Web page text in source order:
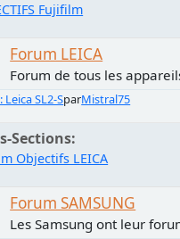
Fujifilm
Forum LEICA
Forum de tous les
Leica SL2-SparMistral75
Sections
Objectifs LEICA
Forum SAMSUNG
Les Samsung ont leur